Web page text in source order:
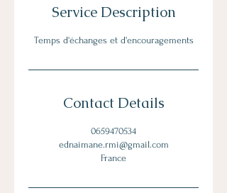
n
Service Description
Temps d'échanges et d'encouragements
Contact Details
0659470534
ednaimane.rmi@gmail.com
France